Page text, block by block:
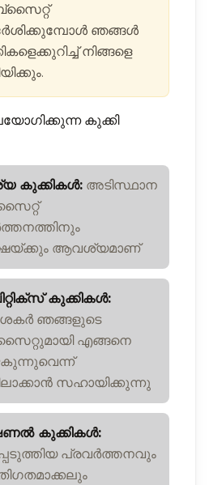
ഞങ്ങൾ
നിങ്ങളെ
കുക്കി
കുക്കികൾ: അടിസ്ഥാന
ആവശ്യമാണ്
കുക്കികൾ:
ഞങ്ങളുടെ
എങ്ങനെ
സഹായിക്കുന്നു
കുക്കികൾ:
പ്രവർത്തനവും